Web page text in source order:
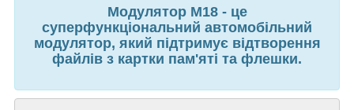
Модулятор M18 - це
суперфункціональний автомобільний
модулятор, який підтримує відтворення
файлів з картки пам'яті та флешки.